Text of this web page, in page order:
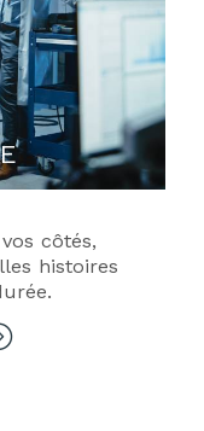
côtés,
histoires